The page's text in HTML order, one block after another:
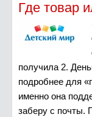
Где товар
получила 2.
подробнее для
именно она
заберу с почты.